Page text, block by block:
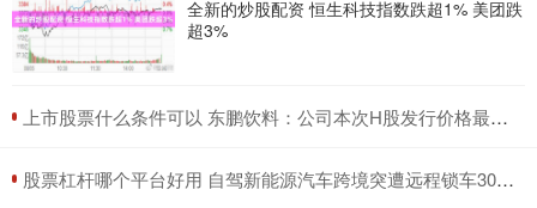
全新的炒股配资 恒生科技指数跌超1% 美团跌
超3%
​上市股票什么条件可以 东鹏饮料：公司本次H股发行价格最高不超过每股248港元
​股票杠杆哪个平台好用 自驾新能源汽车跨境突遭远程锁车30多小时 车主：事前未提醒出境会被锁车